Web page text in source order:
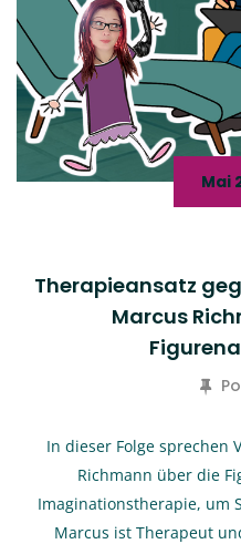
Mai
Therapieansatz
Marcus
In dieser Folge sprechen
Richmann über die
Imaginationstherapie, um
Marcus ist Therapeut